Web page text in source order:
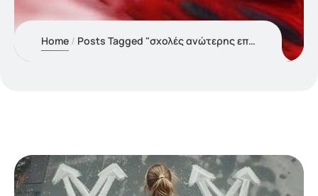
Home Posts Tagged "σχολές ανώτερης επαγγελματικής κατάρτισης"